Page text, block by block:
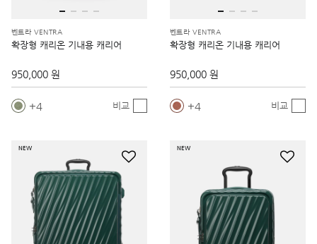
벤트라 VENTRA
확장형 캐리온 기내용 캐리어
950,000 원
4 비교
벤트라 VENTRA
확장형 캐리온 기내용 캐리어
950,000 원
4 비교
NEW NEW